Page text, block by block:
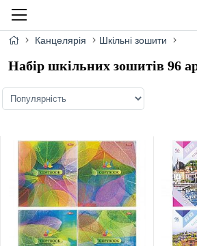
Канцелярія Шкільні зошити
Набір шкільних зошитів 96